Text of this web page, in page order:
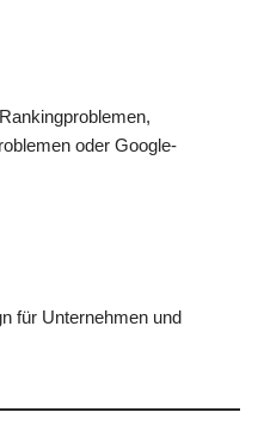
oder Google-
für Unternehmen und